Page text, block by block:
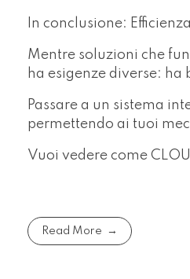
In conclusione:
Mentre soluzioni che
ha esigenze diverse:
Passare a un sistema
permettendo ai tuoi
Vuoi vedere come
Read More